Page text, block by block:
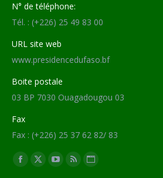
N° de téléphone:
Tél. : (+226) 25 49 83 00
URL site web
www.presidencedufaso.bf
Boite postale
03 BP 7030 Ouagadougou 03
Fax
Fax : (+226) 25 37 62 82/ 83
Trouvez nous sur :
Facebook
X
YouTube
RSS Site